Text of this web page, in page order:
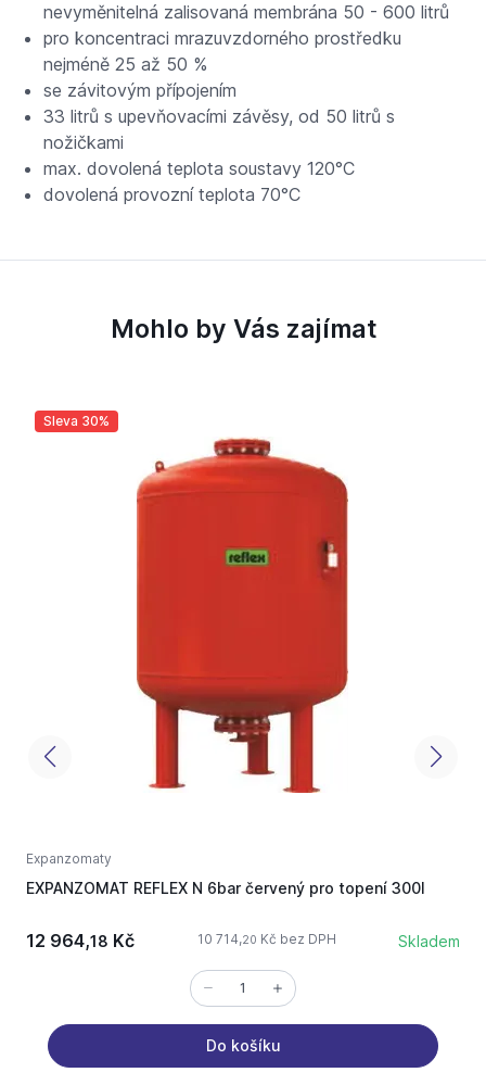
nevyměnitelná zalisovaná membrána 50 - 600 litrů
pro koncentraci mrazuvzdorného prostředku
nejméně 25 až 50 %
se závitovým přípojením
33 litrů s upevňovacími závěsy, od 50 litrů s
nožičkami
max. dovolená teplota soustavy 120°C
dovolená provozní teplota 70°C
Mohlo by Vás zajímat
Sleva 30%
Expanzomaty
EXPANZOMAT REFLEX N 6bar červený pro topení 300l
12 964,18 Kč 10 714,20 Kč bez DPH Skladem
Do košíku